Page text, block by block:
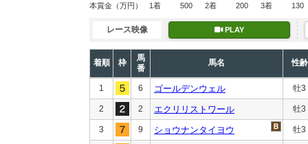
本賞金 （万円） 1着 500 2着 200 3着 130
レース映像 PLAY
着順 枠
馬
番
馬名 性齢
1 6 ゴールデンウェル 牡3
2 2 エクリリストワール 牡3
3 9 ショウナンタイヨウ 牡3